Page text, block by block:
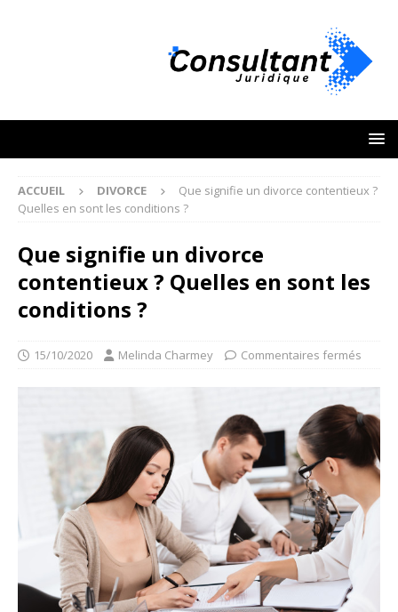
ACCUEIL DIVORCE
Que signifie un divorce contentieux ?
Quelles en sont les conditions ?
Que signifie un divorce
contentieux ? Quelles en sont les
conditions ?
15/10/2020 Melinda Charmey Commentaires fermés